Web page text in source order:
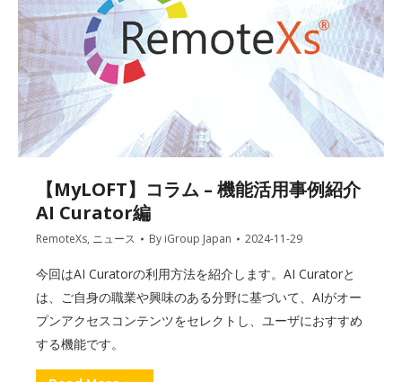
【MyLOFT】コラム – 機能活用事例紹介
AI Curator編
RemoteXs, ニュース By iGroup Japan 2024-11-29
今回はAI Curatorの利用方法を紹介します。AI Curatorと
は、ご自身の職業や興味のある分野に基づいて、AIがオー
プンアクセスコンテンツをセレクトし、ユーザにおすすめ
する機能です。